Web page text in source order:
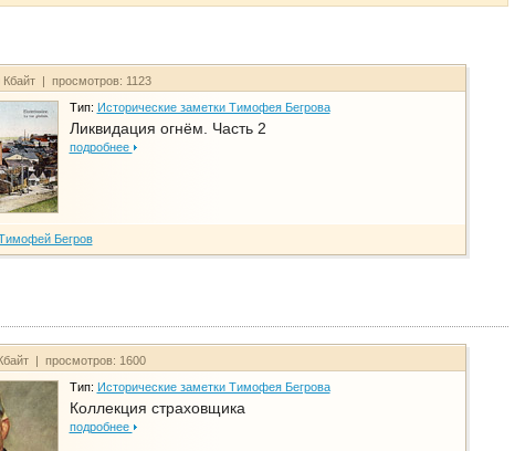
| просмотров: 1123
Тип: Исторические заметки Тимофея Бегрова
Ликвидация огнём. Часть 2
подробнее
Бегров
| просмотров: 1600
Тип: Исторические заметки Тимофея Бегрова
Коллекция страховщика
подробнее